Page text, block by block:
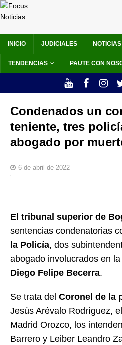
INICIO JUDICIALES NOTICIAS
TENDENCIAS PAUTE CON
Condenados un
teniente, tres
abogado por
6 de abril de 2022
El tribunal superior de
sentencias condenatorias
la Policía, dos
abogado involucrados en la
Diego Felipe Becerra.
Se trata del Coronel de la
Jesús Arévalo Rodríguez,
Madrid Orozco, los
Barrero y Leiber Leandro